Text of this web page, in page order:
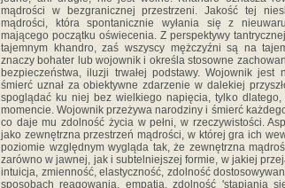
mądrości w bezgranicznej przestrzeni. Jakość tej
mądrości, która spontanicznie wyłania się z
mającego początku oświecenia. Z perspektywy
tajemnym khandro, zaś wszyscy mężczyźni są na
znaczy bohater lub wojownik i określa stosowne
bezpieczeństwa, iluzji trwałej podstawy. Wojownik
śmierć uznał za obiektywne zdarzenie w dalekiej
spoglądać ku niej bez wielkiego napięcia, tylko
momencie. Wojownik przeżywa narodziny i śmierć
co daje mu zdolność życia w pełni, w rzeczywistości.
jako zewnętrzna przestrzeń mądrości, w której gra ich
poziomie względnym wygląda tak, że zewnętrzna
zarówno w jawnej, jak i subtelniejszej formie, w jakiej
intuicja, zmienność, elastyczność, zdolność
sposobach reagowania, empatia, zdolność 'stapiania